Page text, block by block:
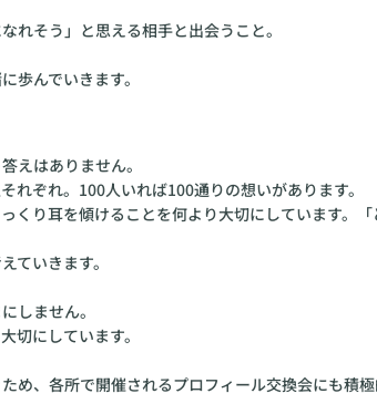
れそう」と思える相手と出会うこと。
歩んでいきます。
えはありません。
れぞれ。100人いれば100通りの想いがあります。
くり耳を傾けることを何より大切にしています。
ていきます。
しません。
切にしています。
め、各所で開催されるプロフィール交換会にも積